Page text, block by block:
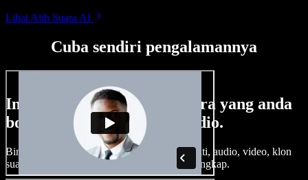
Lihat Alih Suara AI
Cuba sendiri pengalamannya
Ini hanya sebahagian perkara yang anda
boleh buat di Speechify Studio.
Bina suara latar, tambah imej stok tanpa royalti, audio, video, klon
suara anda, untuk projek audio video yang lengkap.